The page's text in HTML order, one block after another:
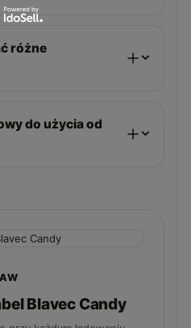
różne
do użycia od
Blavec Candy